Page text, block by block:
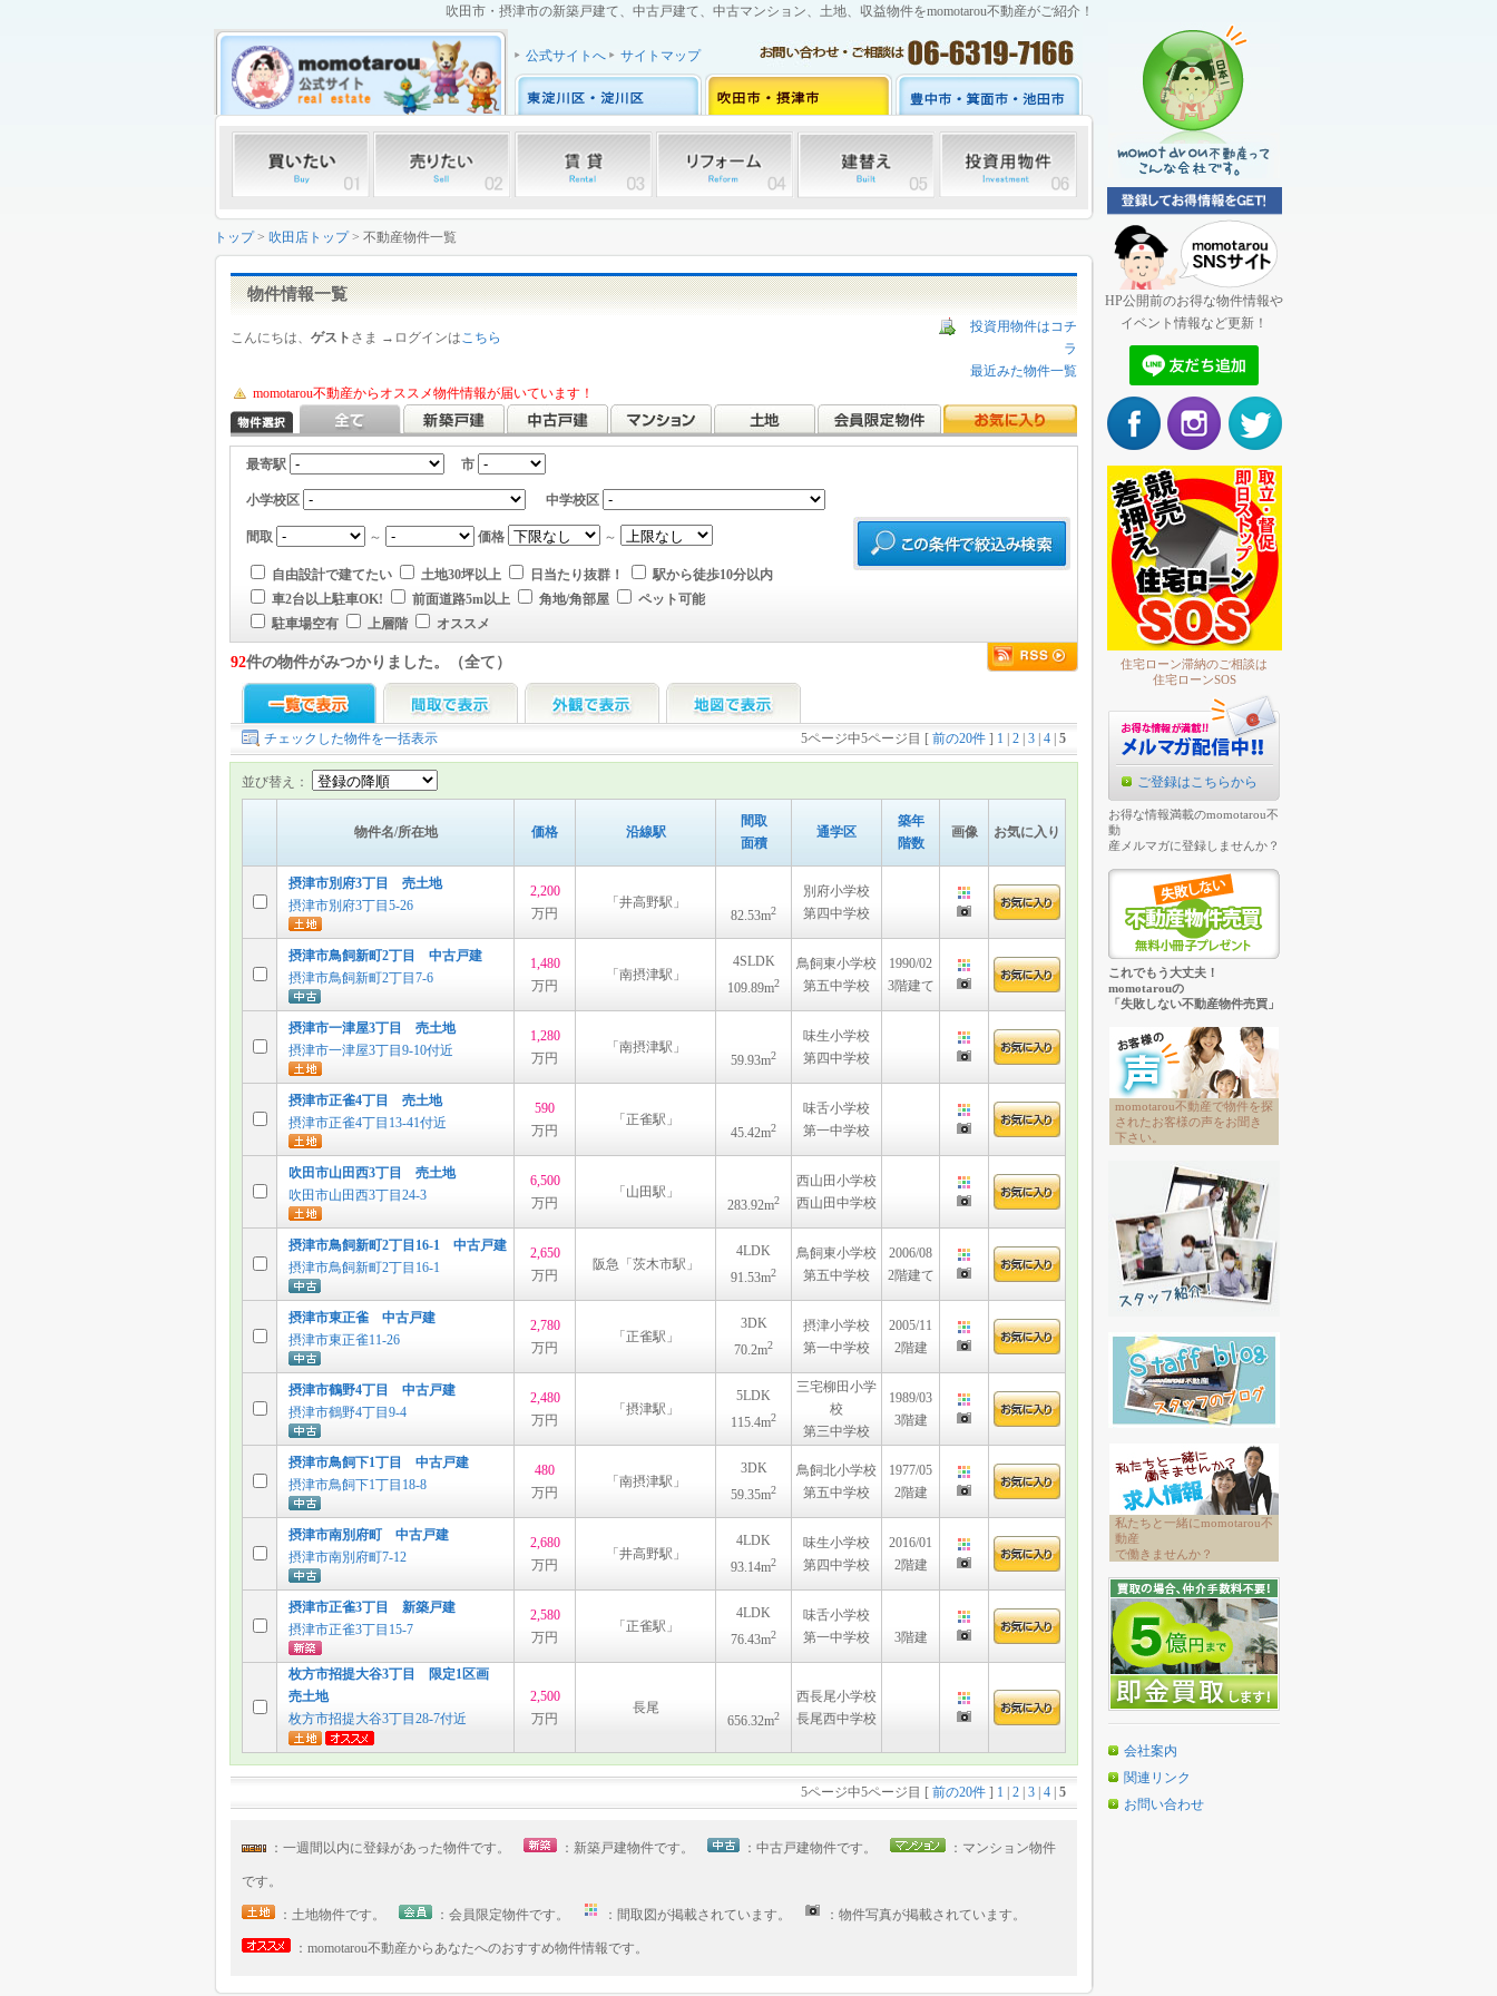
吹田市・摂津市の新築戸建て、中古戸建て、中古マンション、土地、収益物件をmomotarou不動産がご紹介！
公式サイトへ サイトマップ
トップ> 吹田店トップ> 不動産物件一覧
物件情報一覧
こんにちは、 ゲスト さま →ログインはこちら
投資用物件はコチ
ラ
最近みた物件一覧
momotarou不動産からオススメ物件情報が届いています！
最寄駅 市
小学校区 中学校区
間取 ～ 価格 ～
自由設計で建てたい 土地30坪以上 日当たり抜群！
駅から徒歩10分以内
車2台以上駐車OK!
前面道路5m以上 角地/角部屋
ペット可能
駐車場空有
上層階 オススメ
92件の物件がみつかりました。（全て）
チェックした物件を一括表示 5ページ中5ページ目 [ 前の20件 ] 1 2 3 4 5
並び替え：
物件名/所在地 価格 沿線駅
間取
面積
通学区
築年
階数
画像 お気に入り
摂津市別府3丁目 売土地
摂津市別府3丁目5-26
2,200
万円
「井高野駅」
82.53m2
別府小学校
第四中学校
摂津市鳥飼新町2丁目 中古戸建
摂津市鳥飼新町2丁目7-6
1,480
万円
「南摂津駅」
4SLDK
109.89m2
鳥飼東小学校
第五中学校
1990/02
3階建て
摂津市一津屋3丁目 売土地
摂津市一津屋3丁目9-10付近
1,280
万円
「南摂津駅」
59.93m2
味生小学校
第四中学校
摂津市正雀4丁目 売土地
摂津市正雀4丁目13-41付近
590
万円
「正雀駅」
45.42m2
味舌小学校
第一中学校
吹田市山田西3丁目 売土地
吹田市山田西3丁目24-3
6,500
万円
「山田駅」
283.92m2
西山田小学校
西山田中学校
摂津市鳥飼新町2丁目16-1 中古戸建
摂津市鳥飼新町2丁目16-1
2,650
万円
阪急「茨木市駅」
4LDK
91.53m2
鳥飼東小学校
第五中学校
2006/08
2階建て
摂津市東正雀 中古戸建
摂津市東正雀11-26
2,780
万円
「正雀駅」
3DK
70.2m2
摂津小学校
第一中学校
2005/11
2階建
摂津市鶴野4丁目 中古戸建
摂津市鶴野4丁目9-4
2,480
万円
「摂津駅」
5LDK
115.4m2
三宅柳田小学
校
第三中学校
1989/03
3階建
摂津市鳥飼下1丁目 中古戸建
摂津市鳥飼下1丁目18-8
480
万円
「南摂津駅」
3DK
59.35m2
鳥飼北小学校
第五中学校
1977/05
2階建
摂津市南別府町 中古戸建
摂津市南別府町7-12
2,680
万円
「井高野駅」
4LDK
93.14m2
味生小学校
第四中学校
2016/01
2階建
摂津市正雀3丁目 新築戸建
摂津市正雀3丁目15-7
2,580
万円
「正雀駅」
4LDK
76.43m2
味舌小学校
第一中学校
3階建
枚方市招提大谷3丁目 限定1区画
売土地
枚方市招提大谷3丁目28-7付近
2,500
万円
長尾
656.32m2
西長尾小学校
長尾西中学校
5ページ中5ページ目 [ 前の20件 ] 1 2 3 4 5
：一週間以内に登録があった物件です。 ：新築戸建物件です。 ：中古戸建物件です。 ：マンション物件
です。
：土地物件です。 ：会員限定物件です。 ：間取図が掲載されています。 ：物件写真が掲載されています。
：momotarou不動産からあなたへのおすすめ物件情報です。
HP公開前のお得な物件情報や
イベント情報など更新！
住宅ローン滞納のご相談は
住宅ローンSOS
ご登録はこちらから
お得な情報満載のmomotarou不
動
産メルマガに登録しませんか？
これでもう大丈夫！
momotarouの
「失敗しない不動産物件売買」
momotarou不動産で物件を探
されたお客様の声をお聞き
下さい。
私たちと一緒にmomotarou不
動産
で働きませんか？
会社案内
関連リンク
お問い合わせ